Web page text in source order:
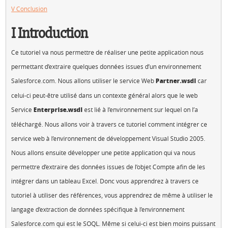
V Conclusion
I Introduction
Ce tutoriel va nous permettre de réaliser une petite application nous
permettant d’extraire quelques données issues d’un environnement
Salesforce.com. Nous allons utiliser le service Web Partner.wsdl car
celui-ci peut-être utilisé dans un contexte général alors que le web
Service Enterprise.wsdl est lié à l’environnement sur lequel on l’a
téléchargé. Nous allons voir à travers ce tutoriel comment intégrer ce
service web à l’environnement de développement Visual Studio 2005.
Nous allons ensuite développer une petite application qui va nous
permettre d’extraire des données issues de l’objet Compte afin de les
intégrer dans un tableau Excel. Donc vous apprendrez à travers ce
tutoriel à utiliser des références, vous apprendrez de même à utiliser le
langage d’extraction de données spécifique à l’environnement
Salesforce.com qui est le SOQL. Même si celui-ci est bien moins puissant